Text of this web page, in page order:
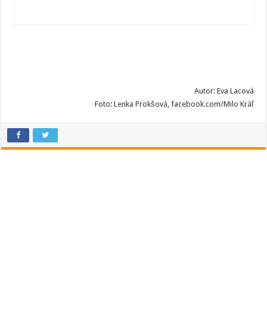
Autor: Eva Lacová
Foto: Lenka Prokšová, facebook.com/Milo Kráľ